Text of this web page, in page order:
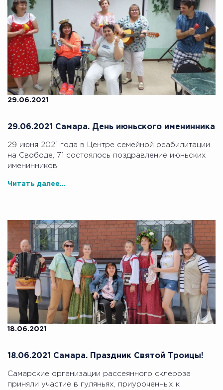
29.06.2021
29.06.2021 Самара. День июньского именинника
29 июня 2021 года в Центре семейной реабилитации
на Свободе, 71 состоялось поздравление июньских
именинников!
Читать далее...
18.06.2021
18.06.2021 Самара. Праздник Святой Троицы!
Самарские организации рассеянного склероза
приняли участие в гуляньях, приуроченных к